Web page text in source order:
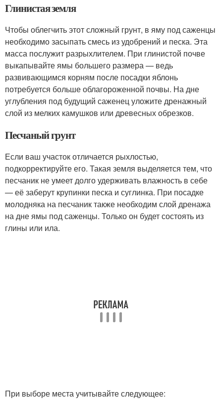
Глинистая земля
Чтобы облегчить этот сложный грунт, в яму под саженцы
необходимо засыпать смесь из удобрений и песка. Эта
масса послужит разрыхлителем. При глинистой почве
выкапывайте ямы большего размера — ведь
развивающимся корням после посадки яблонь
потребуется больше облагороженной почвы. На дне
углубления под будущий саженец уложите дренажный
слой из мелких камушков или древесных обрезков.
Песчаный грунт
Если ваш участок отличается рыхлостью,
подкорректируйте его. Такая земля выделяется тем, что
песчаник не умеет долго удерживать влажность в себе
— её заберут крупинки песка и суглинка. При посадке
молодняка на песчаник также необходим слой дренажа
на дне ямы под саженцы. Только он будет состоять из
глины или ила.
При выборе места учитывайте следующее: